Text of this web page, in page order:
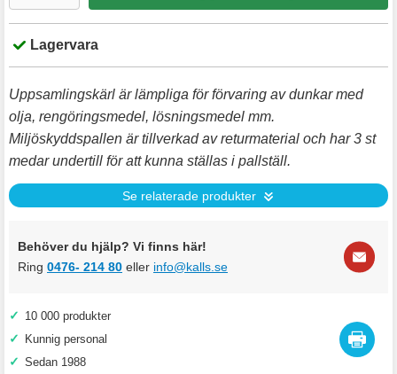
Lagervara
Uppsamlingskärl är lämpliga för förvaring av dunkar med
olja, rengöringsmedel, lösningsmedel mm.
Miljöskyddspallen är tillverkad av returmaterial och har 3 st
medar undertill för att kunna ställas i pallställ.
Se relaterade produkter
Behöver du hjälp? Vi finns här!
Ring 0476- 214 80 eller info@kalls.se
✓ 10 000 produkter
✓ Kunnig personal
✓ Sedan 1988